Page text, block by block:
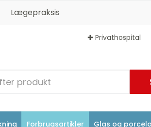
Lægepraksis
✚ Privathospital
Forbrugsartikler Glas og